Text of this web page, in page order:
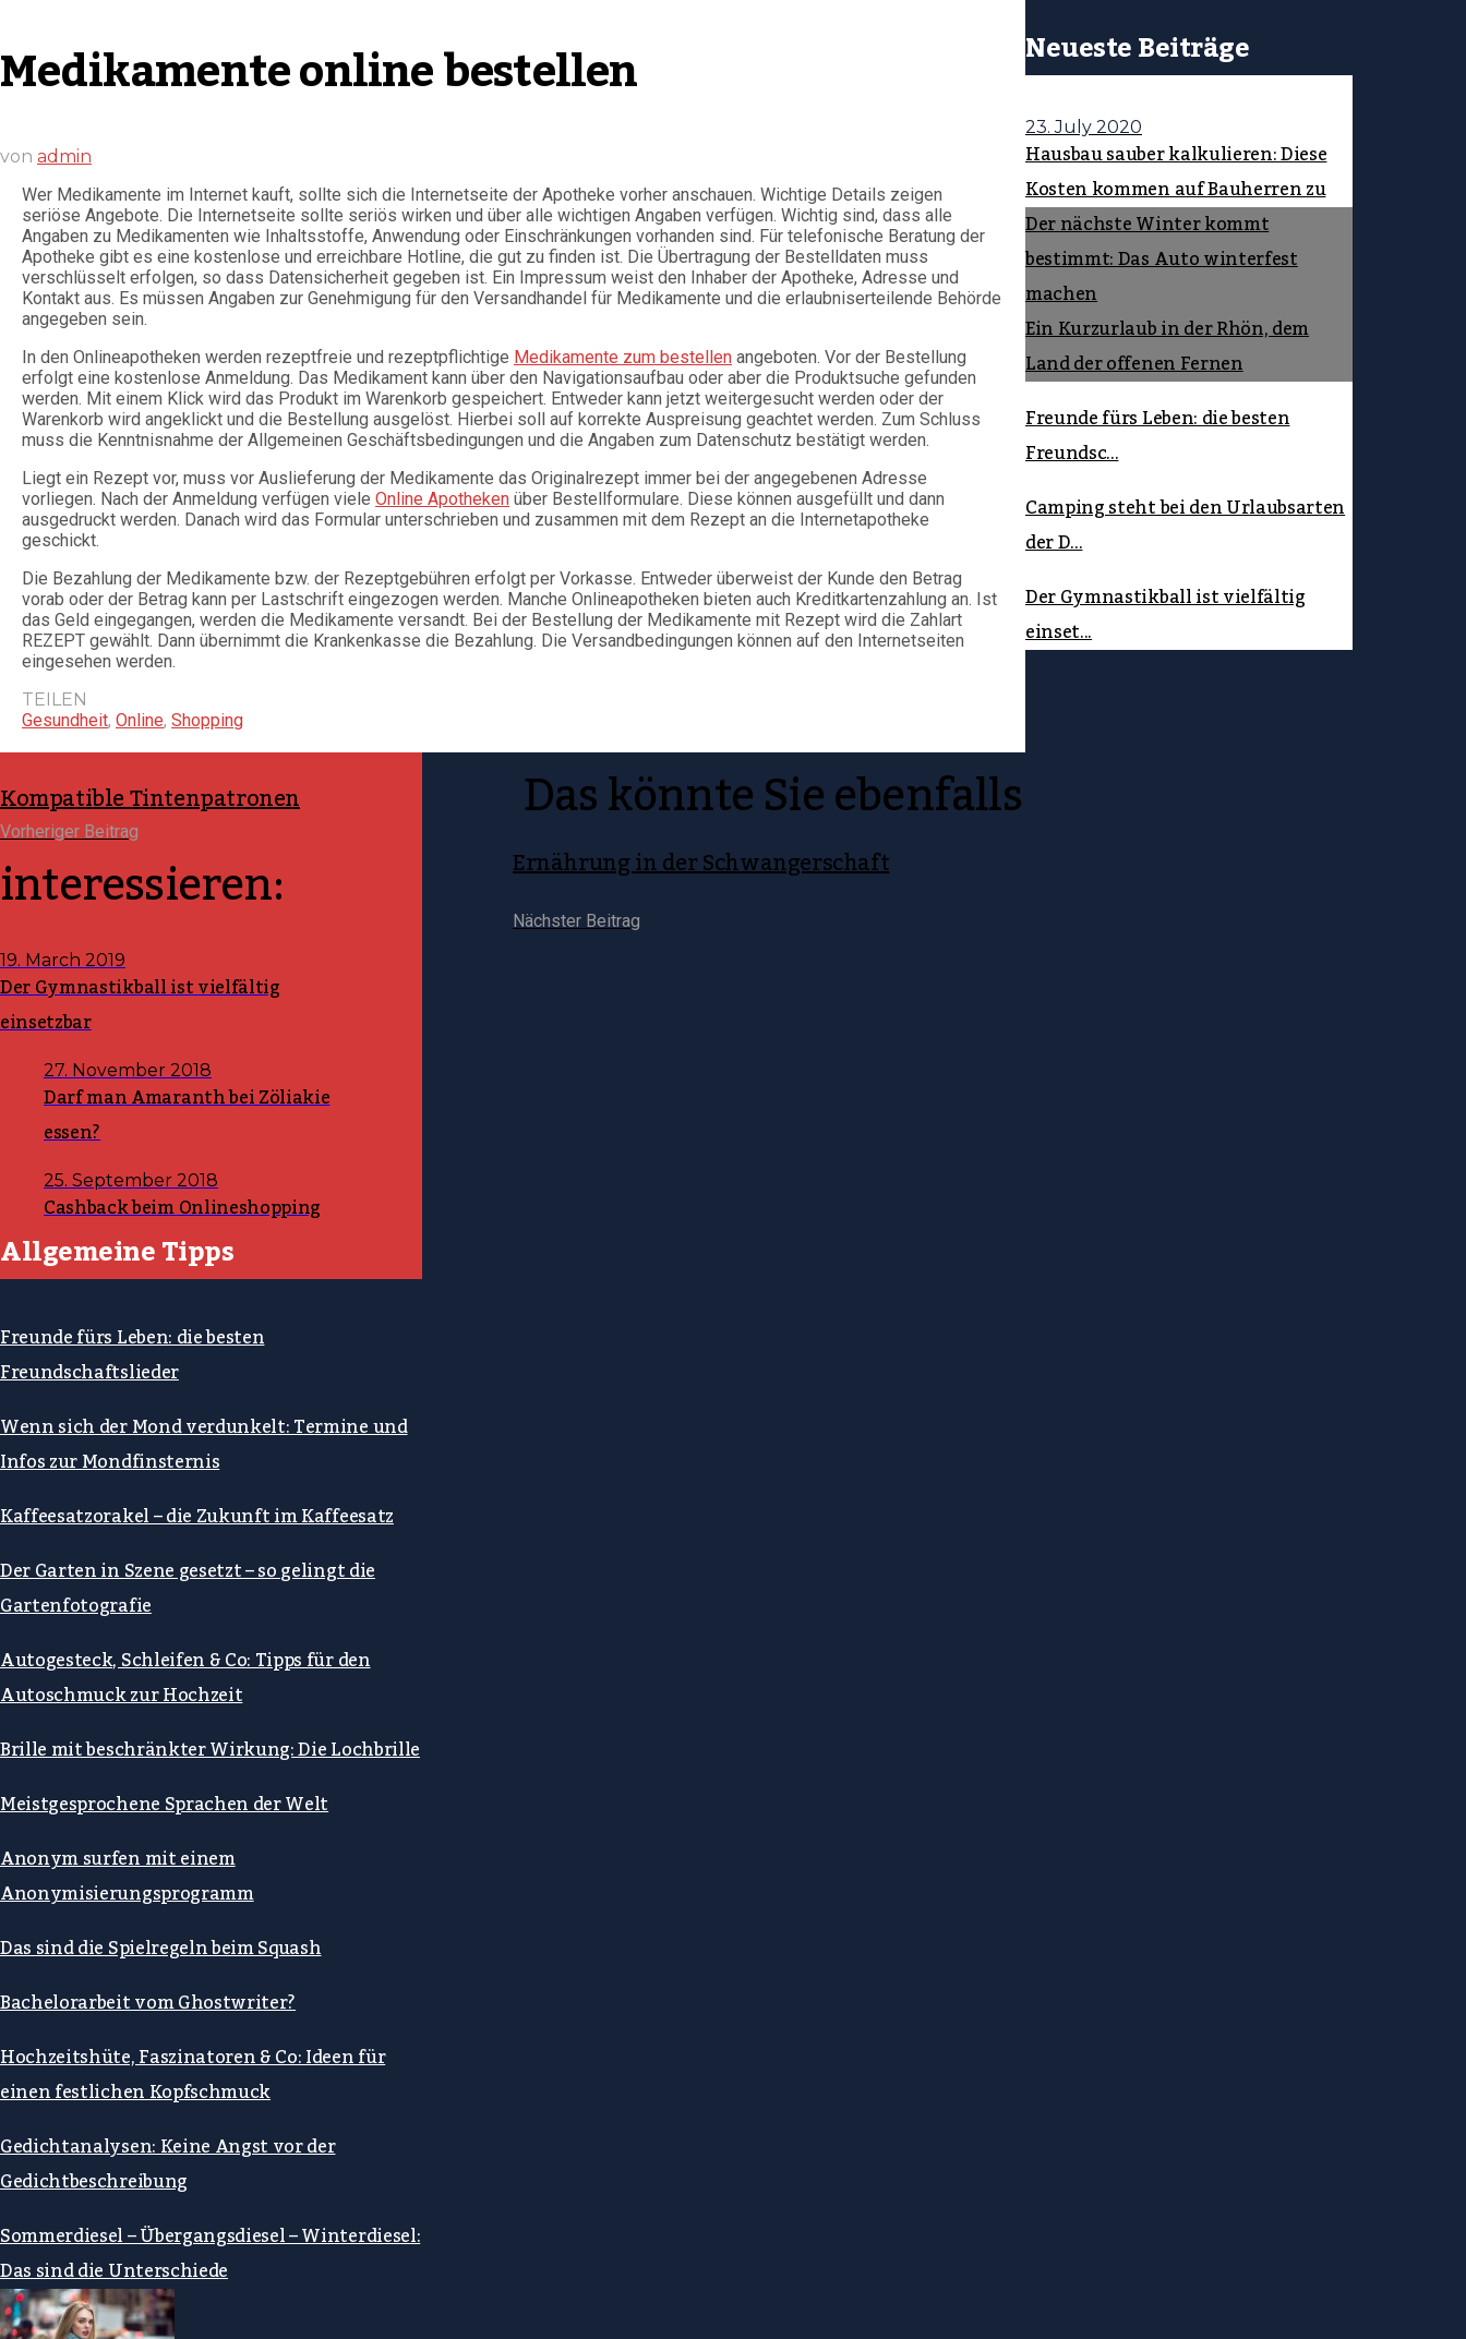
Medikamente online bestellen
von admin
Wer Medikamente im Internet kauft, sollte sich die Internetseite der Apotheke vorher anschauen. Wichtige Details zeigen
seriöse Angebote. Die Internetseite sollte seriös wirken und über alle wichtigen Angaben verfügen. Wichtig sind, dass alle
Angaben zu Medikamenten wie Inhaltsstoffe, Anwendung oder Einschränkungen vorhanden sind. Für telefonische Beratung der
Apotheke gibt es eine kostenlose und erreichbare Hotline, die gut zu finden ist. Die Übertragung der Bestelldaten muss
verschlüsselt erfolgen, so dass Datensicherheit gegeben ist. Ein Impressum weist den Inhaber der Apotheke, Adresse und
Kontakt aus. Es müssen Angaben zur Genehmigung für den Versandhandel für Medikamente und die erlaubniserteilende Behörde
angegeben sein.
In den Onlineapotheken werden rezeptfreie und rezeptpflichtige Medikamente zum bestellen angeboten. Vor der Bestellung
erfolgt eine kostenlose Anmeldung. Das Medikament kann über den Navigationsaufbau oder aber die Produktsuche gefunden
werden. Mit einem Klick wird das Produkt im Warenkorb gespeichert. Entweder kann jetzt weitergesucht werden oder der
Warenkorb wird angeklickt und die Bestellung ausgelöst. Hierbei soll auf korrekte Auspreisung geachtet werden. Zum Schluss
muss die Kenntnisnahme der Allgemeinen Geschäftsbedingungen und die Angaben zum Datenschutz bestätigt werden.
Liegt ein Rezept vor, muss vor Auslieferung der Medikamente das Originalrezept immer bei der angegebenen Adresse
vorliegen. Nach der Anmeldung verfügen viele Online Apotheken über Bestellformulare. Diese können ausgefüllt und dann
ausgedruckt werden. Danach wird das Formular unterschrieben und zusammen mit dem Rezept an die Internetapotheke
geschickt.
Die Bezahlung der Medikamente bzw. der Rezeptgebühren erfolgt per Vorkasse. Entweder überweist der Kunde den Betrag
vorab oder der Betrag kann per Lastschrift eingezogen werden. Manche Onlineapotheken bieten auch Kreditkartenzahlung an. Ist
das Geld eingegangen, werden die Medikamente versandt. Bei der Bestellung der Medikamente mit Rezept wird die Zahlart
REZEPT gewählt. Dann übernimmt die Krankenkasse die Bezahlung. Die Versandbedingungen können auf den Internetseiten
eingesehen werden.
TEILEN
Gesundheit, Online, Shopping
Kompatible Tintenpatronen
Vorheriger Beitrag
Ernährung in der Schwangerschaft
Nächster Beitrag
Das könnte Sie ebenfalls
interessieren:
19. March 2019
Der Gymnastikball ist vielfältig
einsetzbar
27. November 2018
Darf man Amaranth bei Zöliakie
essen?
25. September 2018
Cashback beim Onlineshopping
Neueste Beiträge
23. July 2020
Hausbau sauber kalkulieren: Diese
Kosten kommen auf Bauherren zu
Der nächste Winter kommt
bestimmt: Das Auto winterfest
machen
Ein Kurzurlaub in der Rhön, dem
Land der offenen Fernen
Freunde fürs Leben: die besten
Freundsc...
Camping steht bei den Urlaubsarten
der D...
Der Gymnastikball ist vielfältig
einset...
Allgemeine Tipps
Freunde fürs Leben: die besten
Freundschaftslieder
Wenn sich der Mond verdunkelt: Termine und
Infos zur Mondfinsternis
Kaffeesatzorakel – die Zukunft im Kaffeesatz
Der Garten in Szene gesetzt – so gelingt die
Gartenfotografie
Autogesteck, Schleifen & Co: Tipps für den
Autoschmuck zur Hochzeit
Brille mit beschränkter Wirkung: Die Lochbrille
Meistgesprochene Sprachen der Welt
Anonym surfen mit einem
Anonymisierungsprogramm
Das sind die Spielregeln beim Squash
Bachelorarbeit vom Ghostwriter?
Hochzeitshüte, Faszinatoren & Co: Ideen für
einen festlichen Kopfschmuck
Gedichtanalysen: Keine Angst vor der
Gedichtbeschreibung
Sommerdiesel – Übergangsdiesel – Winterdiesel:
Das sind die Unterschiede